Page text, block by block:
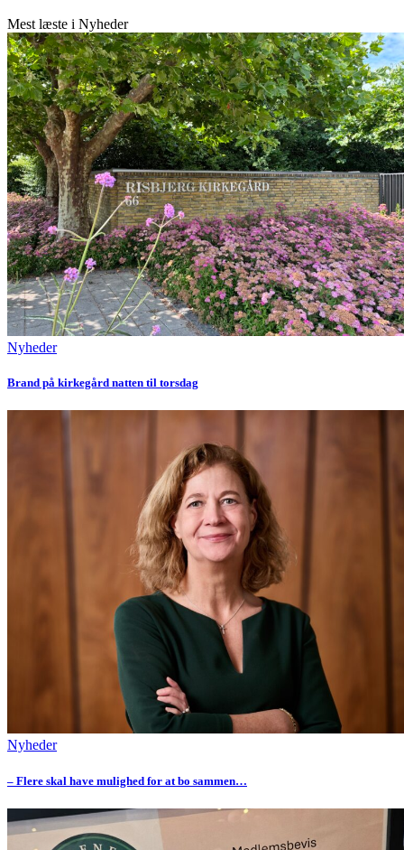
Mest læste i Nyheder
Nyheder
Brand på kirkegård natten til torsdag
Nyheder
– Flere skal have mulighed for at bo sammen…